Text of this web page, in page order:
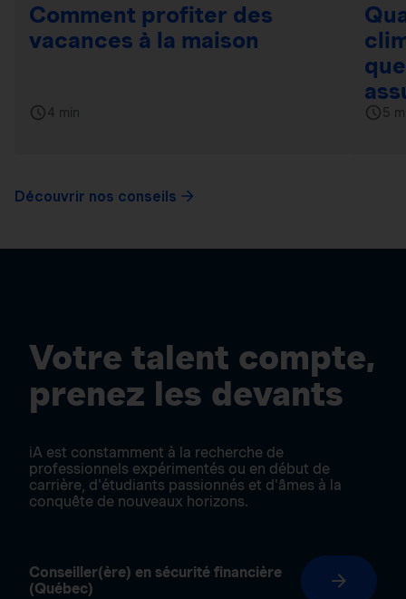
Comment profiter des
vacances à la maison
4 min 5
Découvrir nos conseils
Votre talent compte,
prenez les devants
iA est constamment à la recherche de
professionnels expérimentés ou en début de
carrière, d'étudiants passionnés et d'âmes à la
conquête de nouveaux horizons.
Conseiller(ère) en sécurité financière
(Québec)